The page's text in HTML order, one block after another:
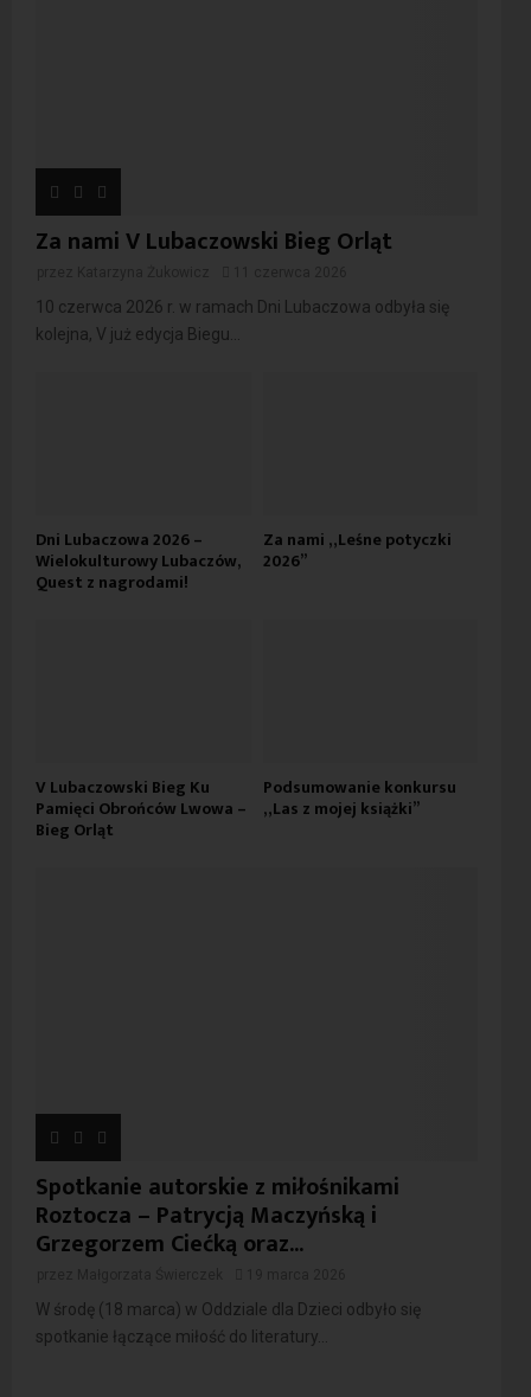
Za nami V Lubaczowski Bieg Orląt
10 czerwca 2026 r. w ramach Dni Lubaczowa odbyła się
kolejna, V już edycja Biegu...
Dni Lubaczowa 2026 –
Wielokulturowy Lubaczów,
Quest z nagrodami!
Za nami „Leśne potyczki
2026”
V Lubaczowski Bieg Ku
Pamięci Obrońców Lwowa –
Bieg Orląt
Podsumowanie konkursu
„Las z mojej książki”
Spotkanie autorskie z miłośnikami
Roztocza – Patrycją Maczyńską i
Grzegorzem Ciećką oraz...
W środę (18 marca) w Oddziale dla Dzieci odbyło się
spotkanie łączące miłość do literatury...